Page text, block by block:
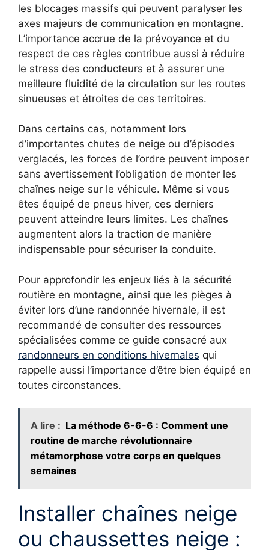
les blocages massifs qui peuvent paralyser les
axes majeurs de communication en montagne.
L’importance accrue de la prévoyance et du
respect de ces règles contribue aussi à réduire
le stress des conducteurs et à assurer une
meilleure fluidité de la circulation sur les routes
sinueuses et étroites de ces territoires.
Dans certains cas, notamment lors
d’importantes chutes de neige ou d’épisodes
verglacés, les forces de l’ordre peuvent imposer
sans avertissement l’obligation de monter les
chaînes neige sur le véhicule. Même si vous
êtes équipé de pneus hiver, ces derniers
peuvent atteindre leurs limites. Les chaînes
augmentent alors la traction de manière
indispensable pour sécuriser la conduite.
Pour approfondir les enjeux liés à la sécurité
routière en montagne, ainsi que les pièges à
éviter lors d’une randonnée hivernale, il est
recommandé de consulter des ressources
spécialisées comme ce guide consacré aux
randonneurs en conditions hivernales qui
rappelle aussi l’importance d’être bien équipé en
toutes circonstances.
A lire : La méthode 6-6-6 : Comment une
routine de marche révolutionnaire
métamorphose votre corps en quelques
semaines
Installer chaînes neige
ou chaussettes neige :